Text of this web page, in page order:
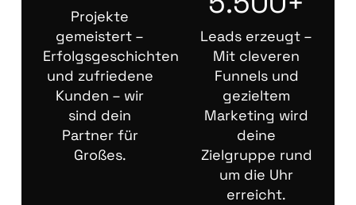
Projekte
gemeistert –
Erfolgsgeschichten
und zufriedene
Kunden – wir
sind dein
Partner für
Großes.
Leads erzeugt –
Mit cleveren
Funnels und
gezieltem
Marketing wird
deine
Zielgruppe rund
um die Uhr
erreicht.